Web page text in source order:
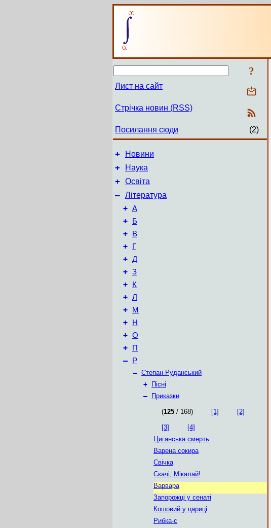
?
Лист на сайт
Стрічка новин (RSS)
Посилання сюди (2)
+ Новини
+ Наука
+ Освіта
– Література
+ А
+ Б
+ В
+ Г
+ Д
+ З
+ К
+ Л
+ М
+ Н
+ О
+ П
– Р
– Степан Руданський
+
Пісні
–
Приказки
(125 / 168) [1] [2]
[3]
[4]
Циганська смерть
Варена сокира
Свічка
Скачі, Мікалай!
Варвара
Запорожці у сенаті
Кошовий у цариці
Рибка-с